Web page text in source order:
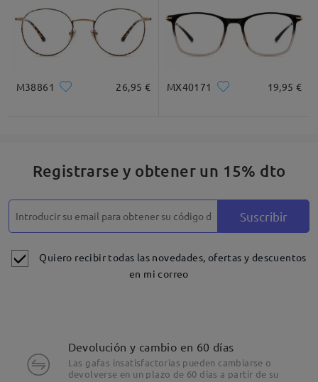
M38861 26,95 € MX40171 19,95 €
Registrarse y obtener un 15% dto
Suscribir
Quiero recibir todas las novedades, ofertas y descuentos
en mi correo
Devolución y cambio en 60 días
Las gafas insatisfactorias pueden cambiarse o
devolverse en un plazo de 60 días a partir de su